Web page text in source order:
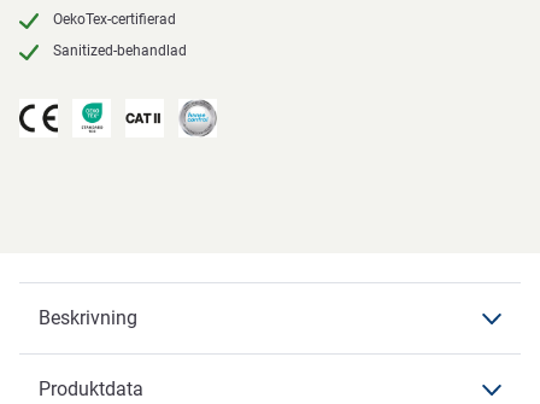
OekoTex-certifierad
Sanitized-behandlad
Beskrivning
Produktdata